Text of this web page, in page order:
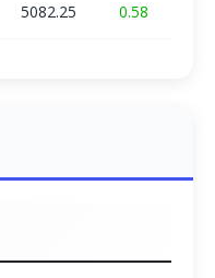
5082.25 0.58